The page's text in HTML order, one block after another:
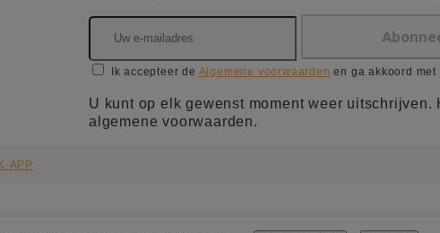
Ik accepteer de Algemene voorwaarden en ga akkoord met
U kunt op elk gewenst moment weer
algemene voorwaarden.
APP